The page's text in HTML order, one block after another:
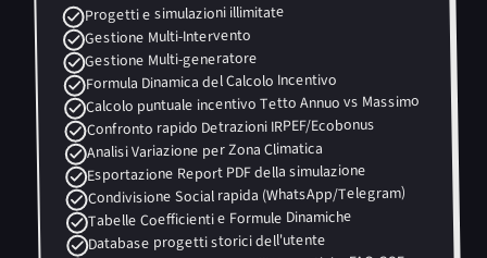
Progetti e simulazioni illimitate
Gestione Multi-Intervento
Gestione Multi-generatore
Formula Dinamica del Calcolo Incentivo
Calcolo puntuale incentivo Tetto Annuo vs Massimo
Confronto rapido Detrazioni IRPEF/Ecobonus
Analisi Variazione per Zona Climatica
Esportazione Report PDF della simulazione
Condivisione Social rapida (WhatsApp/Telegram)
Tabelle Coefficienti e Formule Dinamiche
Database progetti storici dell'utente